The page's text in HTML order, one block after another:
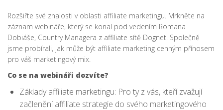
Rozšiřte své znalosti v oblasti affiliate marketingu. Mrkněte na
záznam webináře, který se konal pod vedením Romana
Dobiáše, Country Managera z affiliate sítě Dognet. Společně
jsme probírali, jak může být affiliate marketing cenným přínosem
pro váš marketingový mix.
Co se na webináři dozvíte?
Základy affiliate marketingu: Pro ty z vás, kteří zvažují
začlenění affiliate strategie do svého marketingového